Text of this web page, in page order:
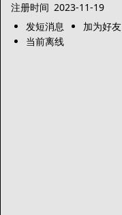
注册时间 2023-11-19
发短消息
加为好友
当前离线